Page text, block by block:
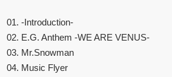
01. -Introduction-
02. E.G. Anthem -WE ARE VENUS-
03. Mr.Snowman
04. Music Flyer